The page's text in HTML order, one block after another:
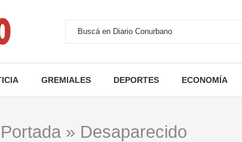
GREMIALES DEPORTES ECONOMÍA
Portada » Desaparecido